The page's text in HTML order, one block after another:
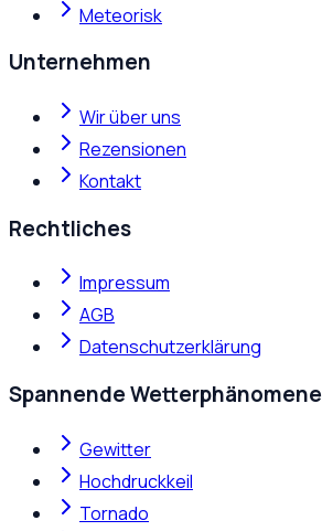
Meteorisk
Unternehmen
Wir über uns
Rezensionen
Kontakt
Rechtliches
Impressum
AGB
Datenschutzerklärung
Spannende Wetterphänomene
Gewitter
Hochdruckkeil
Tornado